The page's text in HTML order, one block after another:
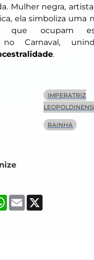
Mulher negra,
ela simboliza uma
que ocupam
no Carnaval,
.
IMPERATRIZ
RAINHA
WhatsApp
Email